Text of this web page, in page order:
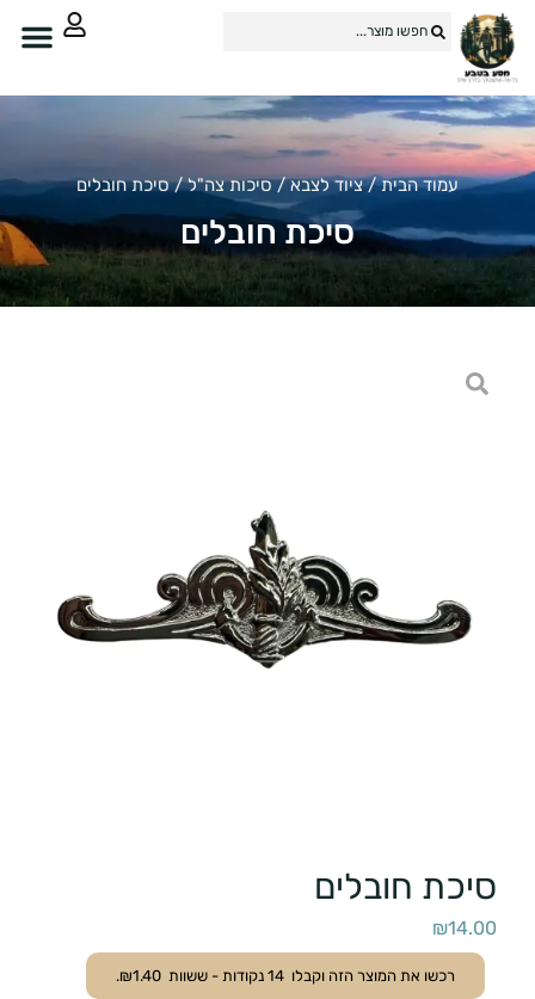
עמוד הבית/ציוד לצבא/סיכות צה"ל/ סיכת חובלים
סיכת חובלים
סיכת חובלים
₪14.00
רכשו את המוצר הזה וקבלו14נקודות - ששוות ₪ 1.40
.